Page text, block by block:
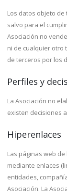
Los datos objeto
salvo para el
Asociación no
ni de cualquier otro
de terceros por los
Perfiles y
La Asociación no
existen decisiones
Hiperenlaces
Las páginas web
mediante enlaces
entidades,
Asociación. La